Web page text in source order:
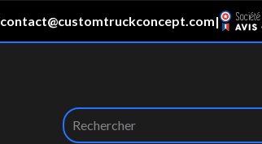
contact@customtruckconcept.com|